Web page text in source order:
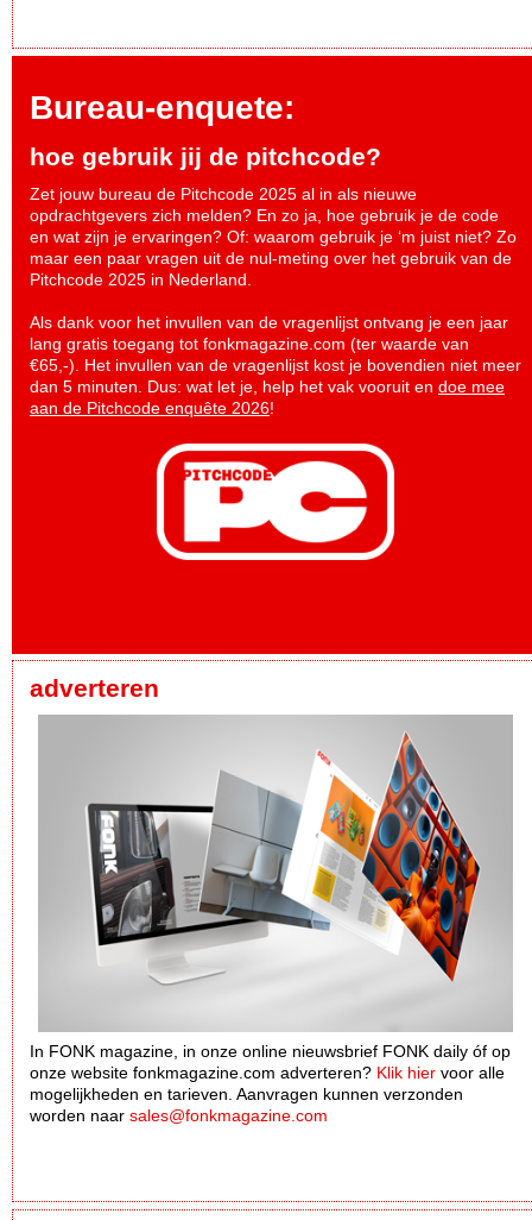
Bureau-enquete:
hoe gebruik jij de pitchcode?
Zet jouw bureau de Pitchcode 2025 al in als nieuwe
opdrachtgevers zich melden? En zo ja, hoe gebruik je de code
en wat zijn je ervaringen? Of: waarom gebruik je ‘m juist niet? Zo
maar een paar vragen uit de nul-meting over het gebruik van de
Pitchcode 2025 in Nederland.
Als dank voor het invullen van de vragenlijst ontvang je een jaar
lang gratis toegang tot fonkmagazine.com (ter waarde van
€65,-). Het invullen van de vragenlijst kost je bovendien niet meer
dan 5 minuten. Dus: wat let je, help het vak vooruit en doe mee
aan de Pitchcode enquête 2026!
adverteren
In FONK magazine, in onze online nieuwsbrief FONK daily óf op
onze website fonkmagazine.com adverteren? Klik hier voor alle
mogelijkheden en tarieven. Aanvragen kunnen verzonden
worden naar sales@fonkmagazine.com